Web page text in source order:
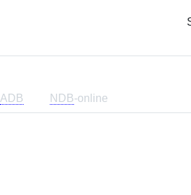
ADB NDB-online